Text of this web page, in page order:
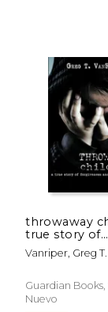
throwaway
true story of
forgiveness
perseverance
Vanriper, Greg T.
Guardian Books,
Nuevo